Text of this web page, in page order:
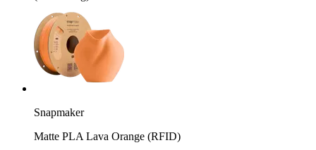
Snapmaker
Matte PLA Lava Orange (RFID)